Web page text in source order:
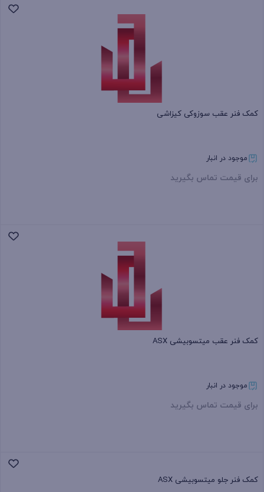
کمک فنر عقب سوزوکی کیزاشی
موجود در انبار
برای قیمت تماس بگیرید
کمک فنر عقب میتسوبیشی ASX
موجود در انبار
برای قیمت تماس بگیرید
کمک فنر جلو میتسوبیشی ASX